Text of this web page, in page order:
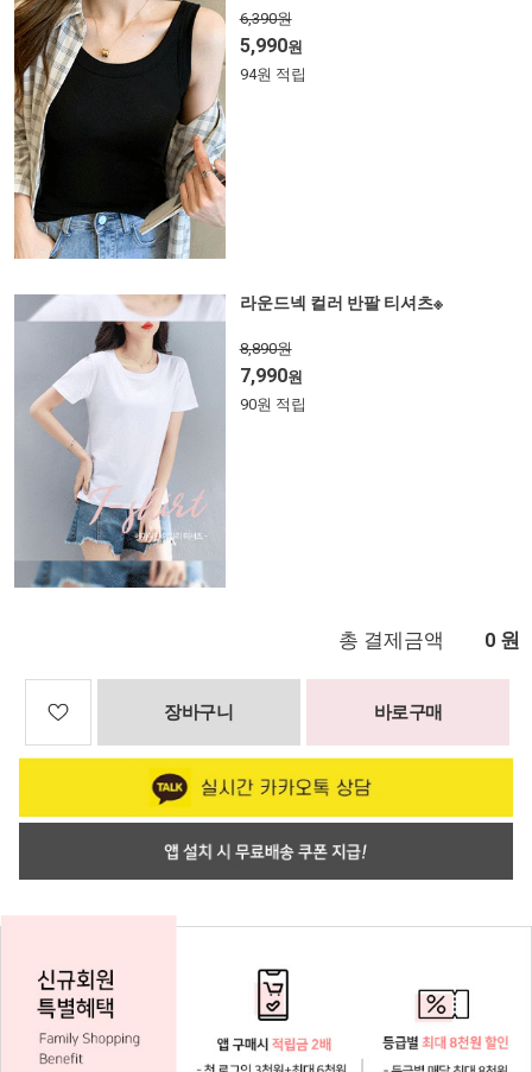
6,390원
5,990원
94원 적립
라운드넥 컬러 반팔 티셔츠※
8,890원
7,990원
90원 적립
총 결제금액 0 원
장바구니 바로구매